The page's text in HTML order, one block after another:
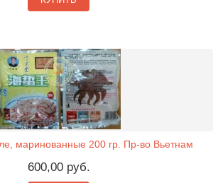
маринованные 200 гр. Пр-во Вьетнам
600,00 руб.